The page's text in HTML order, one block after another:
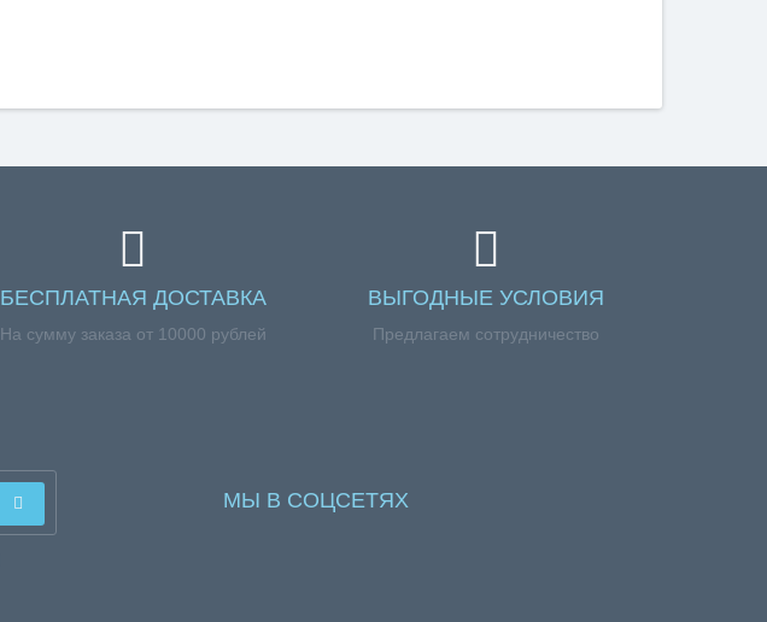
БЕСПЛАТНАЯ ДОСТАВКА
На сумму заказа от 10000 рублей
ВЫГОДНЫЕ УСЛОВИЯ
Предлагаем сотрудничество
МЫ В СОЦСЕТЯХ